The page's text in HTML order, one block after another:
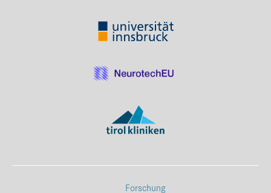
Forschung